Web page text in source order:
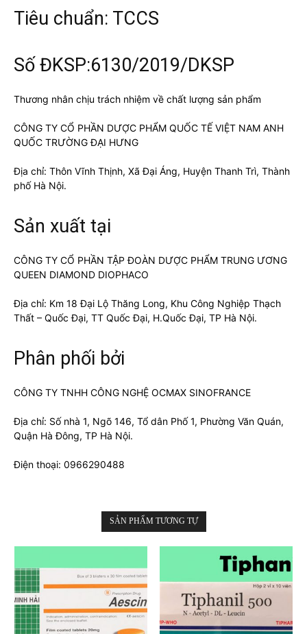
Tiêu chuẩn: TCCS
Số ĐKSP:6130/2019/DKSP
Thương nhân chịu trách nhiệm về chất lượng sản phẩm
CÔNG TY CỔ PHẦN DƯỢC PHẨM QUỐC TẾ VIỆT NAM ANH
QUỐC TRƯỜNG ĐẠI HƯNG
Địa chỉ: Thôn Vĩnh Thịnh, Xã Đại Áng, Huyện Thanh Trì, Thành
phố Hà Nội.
Sản xuất tại
CÔNG TY CỔ PHẦN TẬP ĐOÀN DƯỢC PHẨM TRUNG ƯƠNG
QUEEN DIAMOND DIOPHACO
Địa chỉ: Km 18 Đại Lộ Thăng Long, Khu Công Nghiệp Thạch
Thất – Quốc Đại, TT Quốc Đại, H.Quốc Đại, TP Hà Nội.
Phân phối bởi
CÔNG TY TNHH CÔNG NGHỆ OCMAX SINOFRANCE
Địa chỉ: Số nhà 1, Ngõ 146, Tổ dân Phố 1, Phường Văn Quán,
Quận Hà Đông, TP Hà Nội.
Điện thoại: 0966290488
SẢN PHẨM TƯƠNG TỰ